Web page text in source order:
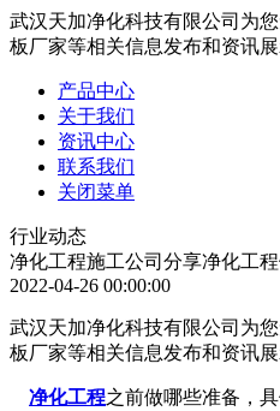
武汉天加净化科技有限公司为
板厂家等相关信息发布和资讯展
产品中心
关于我们
资讯中心
联系我们
关闭菜单
行业动态
净化工程施工公司分享净化工
2022-04-26 00:00:00
武汉天加净化科技有限公司为
板厂家等相关信息发布和资讯展
净化工程之前做哪些准备，